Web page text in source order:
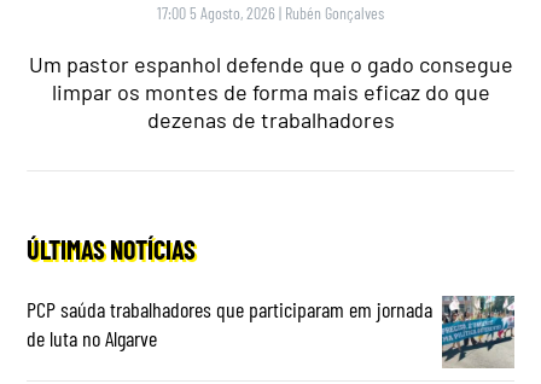
17:00 5 Agosto, 2026 | Rubén Gonçalves
Um pastor espanhol defende que o gado consegue
limpar os montes de forma mais eficaz do que
dezenas de trabalhadores
ÚLTIMAS NOTÍCIAS
PCP saúda trabalhadores que participaram em jornada
de luta no Algarve